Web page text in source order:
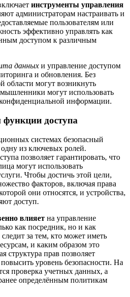
инструменты управления
администраторам настраивать и
пользователям или
эффективно управлять как
доступом к различным
данных и управление доступом
и обновления. Без
области могут возникнуть
могут использовать
информации.
доступа
системах безопасный
одну из ключевых ролей.
позволяет гарантировать, что
могут использовать
Чтобы достичь этой цели,
факторов, включая права
они относятся, и устройства,
доступ.
влияет на управление
как посредник, но и как
за тем, кто может иметь
и каким образом это
структура прав позволяет
уровень безопасности. На
проверка учетных данных, а
определённым политикам